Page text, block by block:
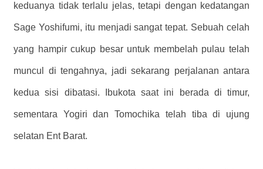
keduanya tidak terlalu jelas, tetapi dengan kedatangan
Sage Yoshifumi, itu menjadi sangat tepat. Sebuah celah
yang hampir cukup besar untuk membelah pulau telah
muncul di tengahnya, jadi sekarang perjalanan antara
kedua sisi dibatasi. Ibukota saat ini berada di timur,
sementara Yogiri dan Tomochika telah tiba di ujung
selatan Ent Barat.